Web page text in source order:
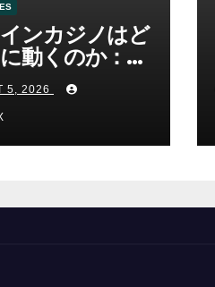
ンカジノはど
動くのか：ゲ
済の仕組み
5, 2026